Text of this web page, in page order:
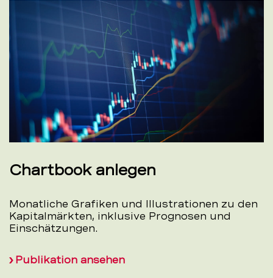
Chartbook anlegen
Monatliche Grafiken und Illustrationen zu den
Kapitalmärkten, inklusive Prognosen und
Einschätzungen.
Publikation ansehen